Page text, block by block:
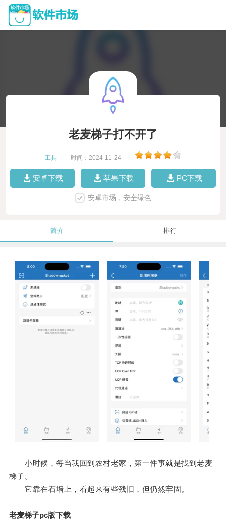
老麦梯子打不开了
工具 时间：2024-11-24
安卓下载 苹果下载 PC下载
安卓市场，安全绿色
简介 排行
小时候，每当我回到农村老家，第一件事就是找到老麦
梯子。
它靠在石墙上，看起来有些残旧，但仍然牢固。
老麦梯子pc版下载